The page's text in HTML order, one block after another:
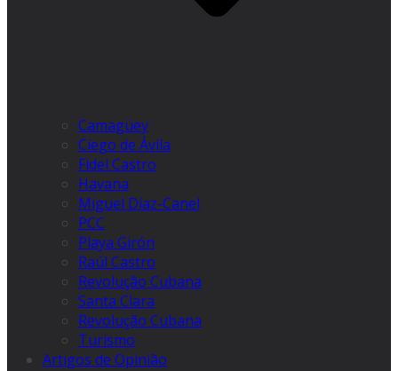
Camagüey
Ciego de Ávila
Fidel Castro
Havana
Miguel Díaz-Canel
PCC
Playa Girón
Raúl Castro
Revolução Cubana
Santa Clara
Revolução Cubana
Turismo
Artigos de Opinião